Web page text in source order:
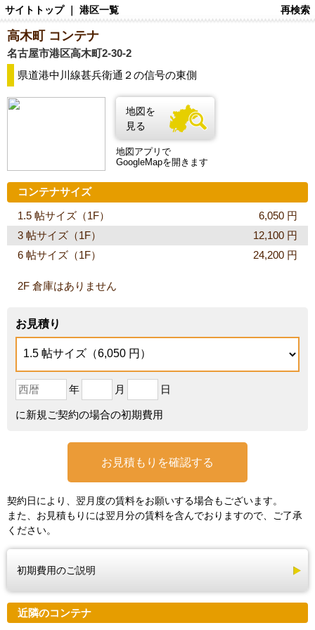
サイトトップ｜ 港区一覧 再検索
高木町 コンテナ
名古屋市港区高木町2-30-2
県道港中川線甚兵衛通２の信号の東側
地図を
見る
地図アプリで
GoogleMapを開きます
コンテナサイズ
1.5 帖サイズ（1F）
6,050 円
3 帖サイズ（1F）
12,100 円
6 帖サイズ（1F）
24,200 円
2F 倉庫はありません
お見積り
年 月 日
に新規ご契約の場合の初期費用
お見積もりを確認する
契約日により、翌月度の賃料をお願いする場合もございます。
また、お見積もりには翌月分の賃料を含んでおりますので、ご了承
ください。
初期費用のご説明
近隣のコンテナ